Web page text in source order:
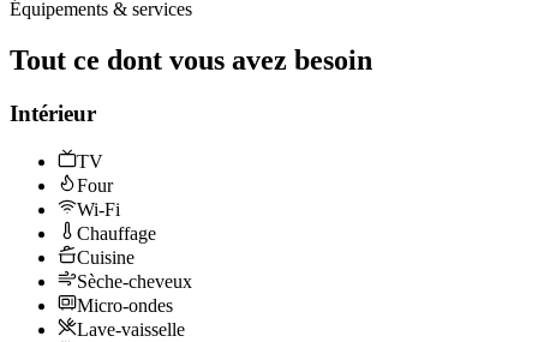
Équipements & services
Tout ce dont vous avez besoin
Intérieur
TV
Four
Wi-Fi
Chauffage
Cuisine
Sèche-cheveux
Micro-ondes
Lave-vaisselle